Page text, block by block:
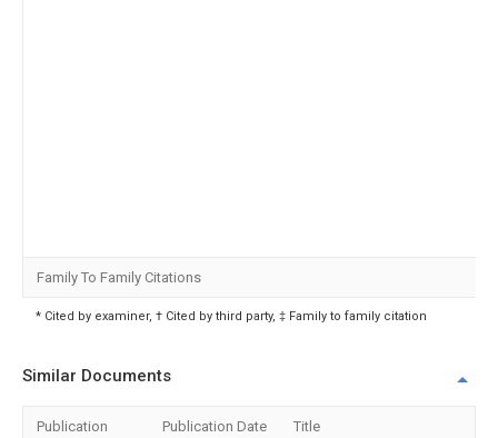
Family To Family Citations
* Cited by examiner, † Cited by third party, ‡ Family to family citation
Similar Documents
Publication Publication Date Title